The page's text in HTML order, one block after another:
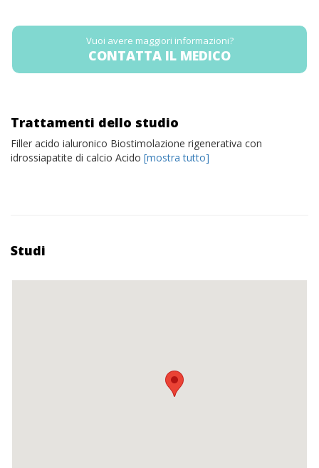
Vuoi avere maggiori informazioni?
CONTATTA IL MEDICO
Trattamenti dello studio
Filler acido ialuronico Biostimolazione rigenerativa con
idrossiapatite di calcio Acido [mostra tutto]
Studi